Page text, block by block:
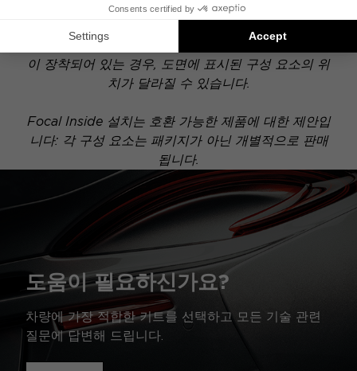
기준으로 제작되었습니다. 차량에 특정 하이파이 옵션
이 장착되어 있는 경우, 도면에 표시된 구성 요소의 위
치가 달라질 수 있습니다.
Focal Inside 설치는 호환 가능한 제품에 대한 제안입
니다: 각 구성 요소는 패키지가 아닌 개별적으로 판매
됩니다.
도움이 필요하신가요?
차량에 가장 적합한 키트를 선택하고 모든 기술 관련
질문에 답변해 드립니다.